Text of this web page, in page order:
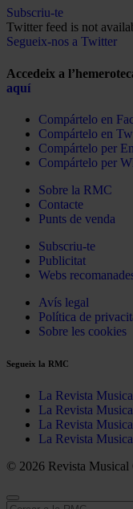
Subscriu-te
Twitter feed is not
Segueix-nos a Twitter
Accedeix a
aquí
Compártelo en
Compártelo en
Compártelo per
Compártelo per
Sobre la RMC
Contacte
Punts de venda
Subscriu-te
Publicitat
Webs
Avís legal
Política de
Sobre les cookies
Segueix la RMC
La Revista
La Revista
La Revista
La Revista
© 2026 Revista Musical